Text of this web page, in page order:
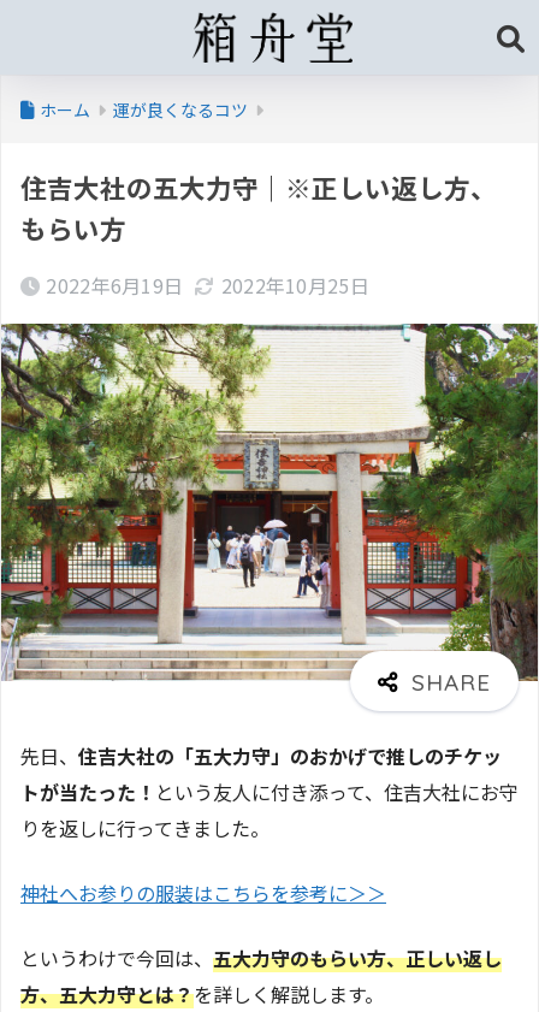
ホーム 運が良くなるコツ
住吉大社の五大力守｜※正しい返し方、
もらい方
2022年6月19日 2022年10月25日
先日、 住吉大社の「五大力守」のおかげで推しのチケッ
トが当たった！ という友人に付き添って、住吉大社にお守
りを返しに行ってきました。
神社へお参りの服装はこちらを参考に＞＞
というわけで今回は、 五大力守のもらい方、正しい返し
方、五大力守とは？を詳しく解説します。